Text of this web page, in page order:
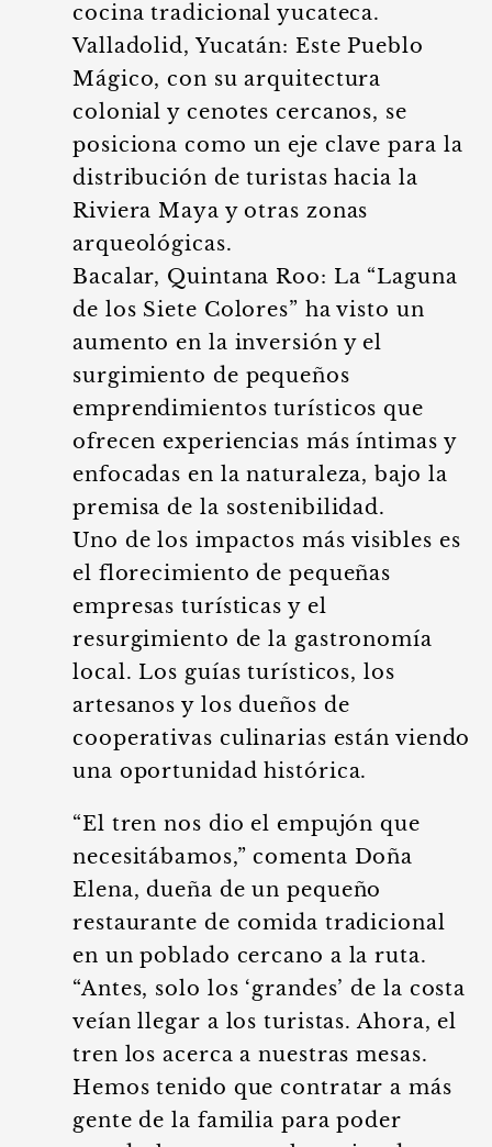
cocina tradicional yucateca.
Valladolid, Yucatán: Este Pueblo
Mágico, con su arquitectura
colonial y cenotes cercanos, se
posiciona como un eje clave para la
distribución de turistas hacia la
Riviera Maya y otras zonas
arqueológicas.
Bacalar, Quintana Roo: La “Laguna
de los Siete Colores” ha visto un
aumento en la inversión y el
surgimiento de pequeños
emprendimientos turísticos que
ofrecen experiencias más íntimas y
enfocadas en la naturaleza, bajo la
premisa de la sostenibilidad.
Uno de los impactos más visibles es
el florecimiento de pequeñas
empresas turísticas y el
resurgimiento de la gastronomía
local. Los guías turísticos, los
artesanos y los dueños de
cooperativas culinarias están viendo
una oportunidad histórica.
“El tren nos dio el empujón que
necesitábamos,” comenta Doña
Elena, dueña de un pequeño
restaurante de comida tradicional
en un poblado cercano a la ruta.
“Antes, solo los ‘grandes’ de la costa
veían llegar a los turistas. Ahora, el
tren los acerca a nuestras mesas.
Hemos tenido que contratar a más
gente de la familia para poder